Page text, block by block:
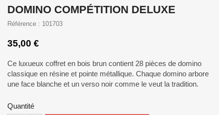
DOMINO COMPÉTITION DELUXE
Référence : 101703
35,00 €
Ce luxueux coffret en bois brun contient 28 pièces de domino
classique en résine et pointe métallique. Chaque domino arbore
une face blanche et un verso noir comme le veut la tradition.
Quantité